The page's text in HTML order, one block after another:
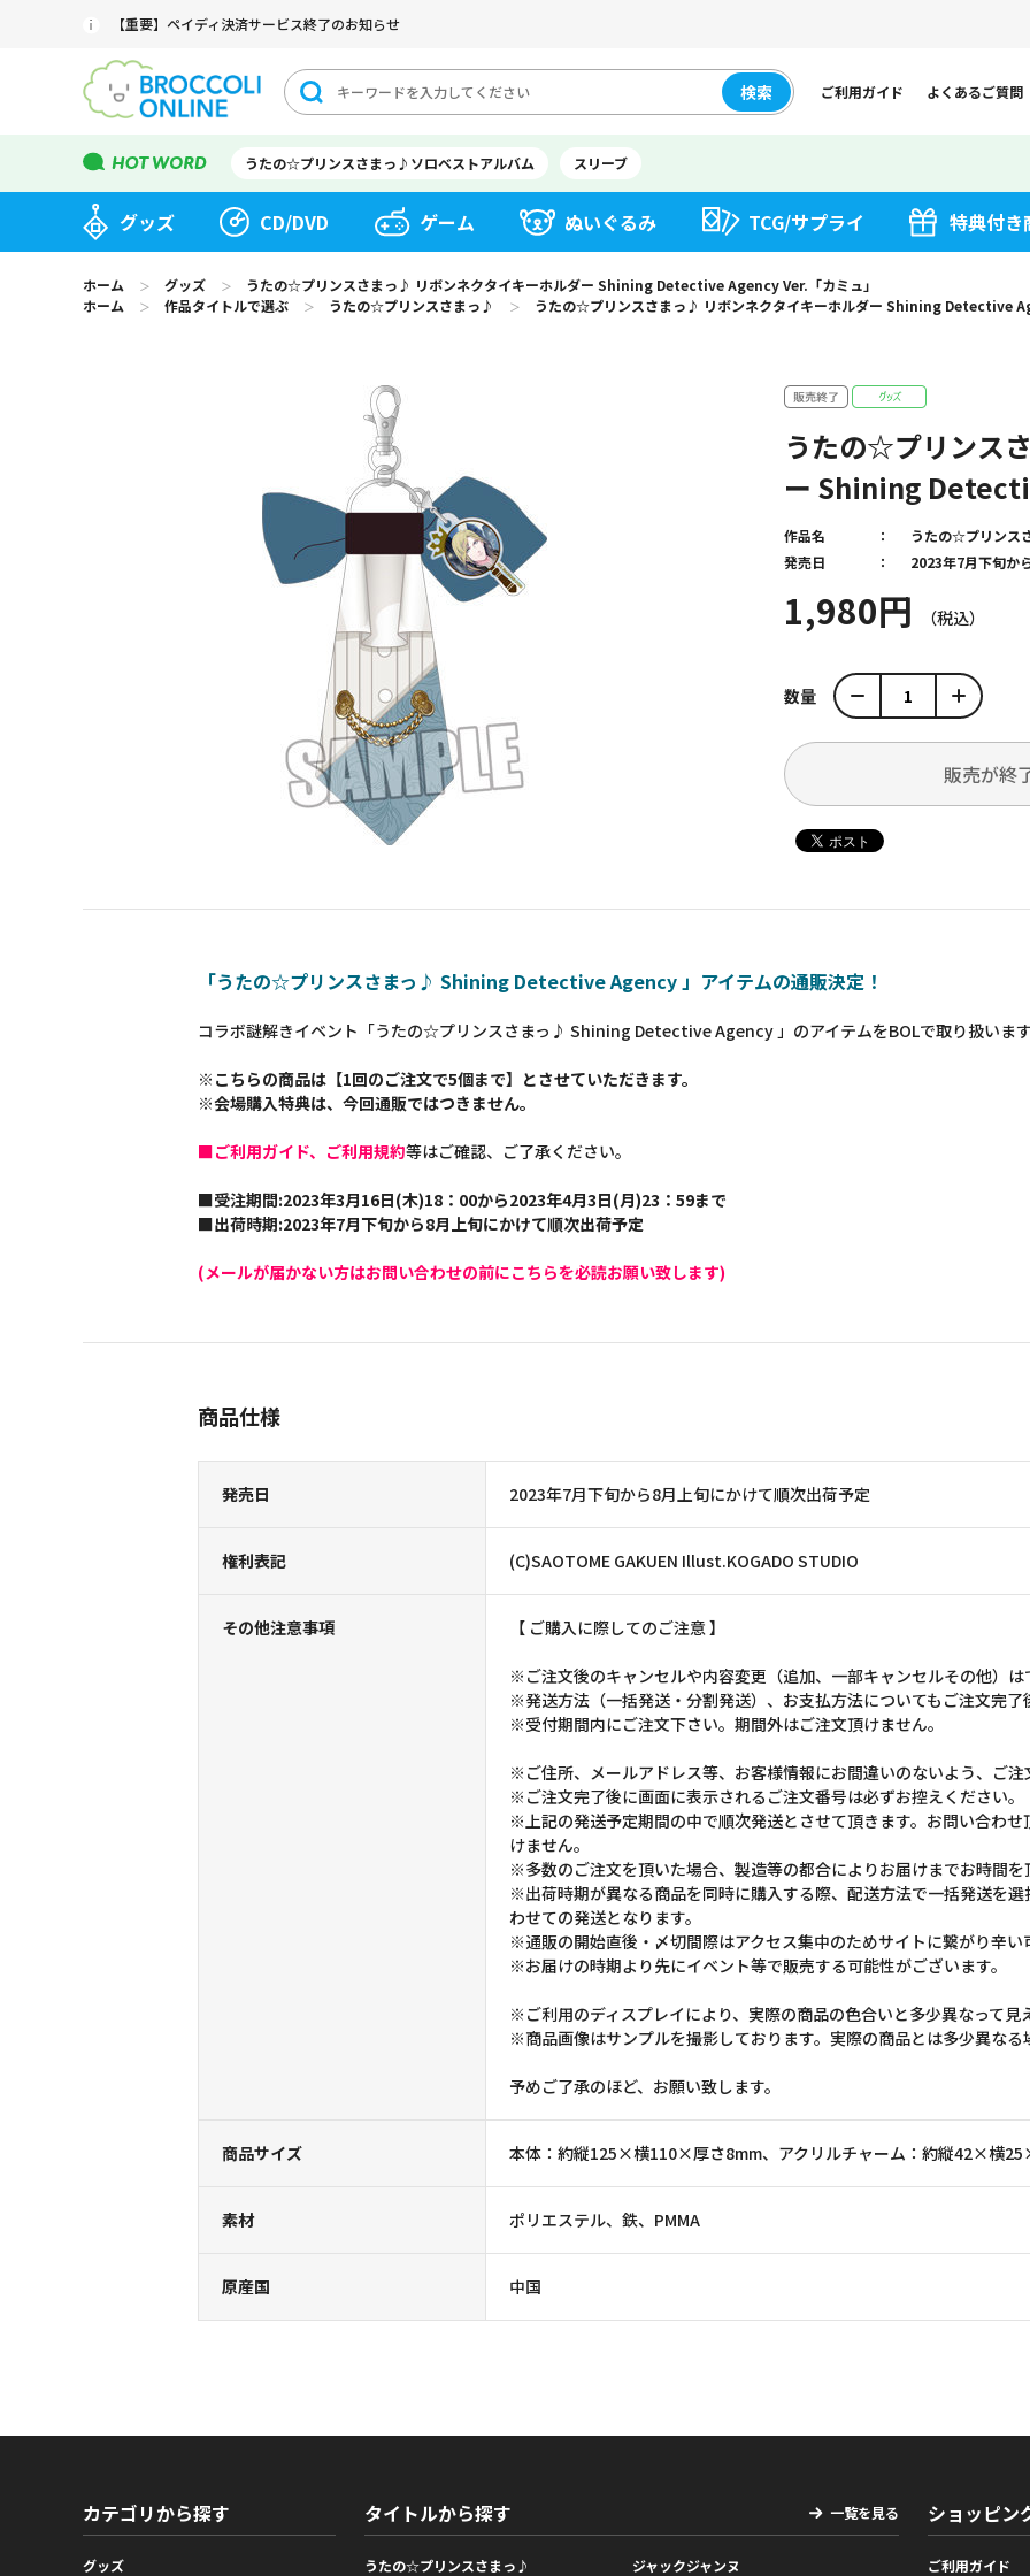
【重要】ペイディ決済サービス終了のお知らせ
検索 ご利用ガイド よくあるご質問
うたの☆プリンスさまっ♪ソロベストアルバム スリーブ
グッズ CD/DVD ゲーム ぬいぐるみ TCG/サプライ 特典付き
ホーム ＞ グッズ ＞
うたの☆プリンスさまっ♪ リボンネクタイキーホルダー Shining Detective Agency Ver.「カミュ」
ホーム
＞ 作品タイトルで選ぶ ＞ うたの☆プリンスさまっ♪ ＞ うたの☆プリンスさまっ♪ リボンネクタイキーホルダー Shining Detective
うたの☆プリンス
ー Shining
1,980円
作品名
うたの☆プリンス
発売日
2023年7月下旬か
数量
販売が終
「うたの☆プリンスさまっ♪ Shining Detective Agency 」アイテムの通販決定！
コラボ謎解きイベント「うたの☆プリンスさまっ♪ Shining Detective Agency 」のアイテムをBOLで取り扱いま
※こちらの商品は【1回のご注文で5個まで】とさせていただきます。
※会場購入特典は、今回通販ではつきません。
■ご利用ガイド、ご利用規約等はご確認、ご了承ください。
■受注期間:2023年3月16日(木)18：00から2023年4月3日(月)23：59まで
■出荷時期:2023年7月下旬から8月上旬にかけて順次出荷予定
(メールが届かない方はお問い合わせの前にこちらを必読お願い致します)
商品仕様
発売日 2023年7月下旬から8月上旬にかけて順次出荷予定
権利表記 (C)SAOTOME GAKUEN Illust.KOGADO STUDIO
その他注意事項 【 ご購入に際してのご注意 】
※ご注文後のキャンセルや内容変更（追加、一部キャンセルその他）は
※発送方法（一括発送・分割発送）、お支払方法についてもご注文完
※受付期間内にご注文下さい。期間外はご注文頂けません。
※ご住所、メールアドレス等、お客様情報にお間違いのないよう、ご
※ご注文完了後に画面に表示されるご注文番号は必ずお控えください。
※上記の発送予定期間の中で順次発送とさせて頂きます。お問い合わ
けません。
※多数のご注文を頂いた場合、製造等の都合によりお届けまでお時間
※出荷時期が異なる商品を同時に購入する際、配送方法で一括発送を
わせての発送となります。
※通販の開始直後・〆切間際はアクセス集中のためサイトに繋がり辛い
※お届けの時期より先にイベント等で販売する可能性がございます。
※ご利用のディスプレイにより、実際の商品の色合いと多少異なって見
※商品画像はサンプルを撮影しております。実際の商品とは多少異なる
予めご了承のほど、お願い致します。
商品サイズ 本体：約縦125×横110×厚さ8mm、アクリルチャーム：約縦42×横
素材 ポリエステル、鉄、PMMA
原産国 中国
カテゴリから探す
グッズ
タイトルから探す 一覧を見る
うたの☆プリンスさまっ♪ ジャックジャンヌ
ショッピン
ご利用ガイド